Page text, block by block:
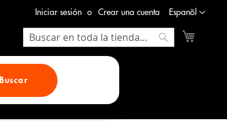
Lenguaje
Espanõl
Iniciar sesión Crear una cuenta
Search
Buscar